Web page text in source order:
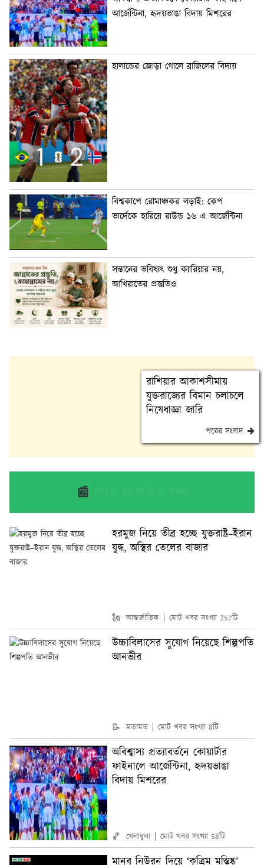
আর্জেন্টিনা, হৃদয়ভাঙা বিদায় মিশরের
হালান্ডের জোড়া গোলে ব্রাজিলের বিদায়
বিশ্বকাপে রোমাঞ্চকর লড়াই: কেপ
ভার্দেকে হারিয়ে রাউন্ড ১৬ এ আর্জেন্টিনা
সন্তানের ভবিষ্যৎ শুধু ক্যারিয়ার নয়,
আখিরাতের প্রস্তুতিও
রাশিয়ার আকাশসীমায়
যুক্তরাজ্যের বিমান চলাচলে
নিষেধাজ্ঞা জারি
পরের সংবাদ
📰
হরমুজ নিয়ে তীব্র হচ্ছে যুক্তরাষ্ট্র–ইরান
যুদ্ধ, অস্থির তেলের বাজার
🗽 আন্তর্জাতিক মোট খবর সংখ্যা 257টি
উচ্চাবিলাসের সুযোগ নিয়েছে শিল্পপতি
আনভীর
📝 মতামত মোট খবর সংখ্যা 8টি
অবিশ্বাস্য প্রত্যাবর্তনে কোয়ার্টার
ফাইনালে আর্জেন্টিনা, হৃদয়ভাঙা
বিদায় মিশরের
🏀 খেলাধুলা মোট খবর সংখ্যা 58টি